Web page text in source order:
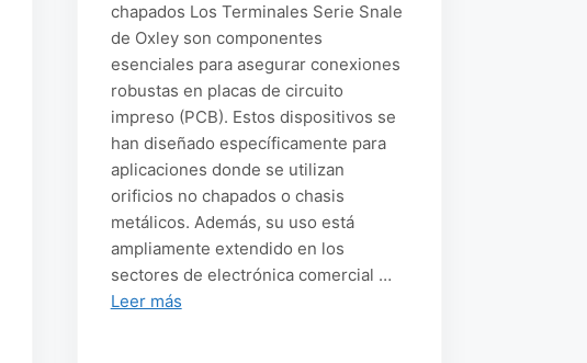
chapados Los Terminales Serie Snale
de Oxley son componentes
esenciales para asegurar conexiones
robustas en placas de circuito
impreso (PCB). Estos dispositivos se
han diseñado específicamente para
aplicaciones donde se utilizan
orificios no chapados o chasis
metálicos. Además, su uso está
ampliamente extendido en los
sectores de electrónica comercial …
Leer más